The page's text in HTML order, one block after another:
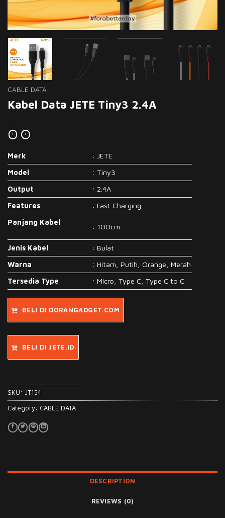
CABLE DATA
Kabel Data JETE Tiny3 2.4A
Merk
: JETE
Model
: Tiny3
Output
: 2.4A
Features
: Fast Charging
Panjang Kabel
: 100cm
Jenis Kabel
: Bulat
Warna
: Hitam, Putih, Orange, Merah
Tersedia Type
: Micro, Type C, Type C to C
BELI DI DORANGADGET.COM
BELI DI JETE.ID
SKU: JT154
Category: CABLE DATA
DESCRIPTION
REVIEWS (0)